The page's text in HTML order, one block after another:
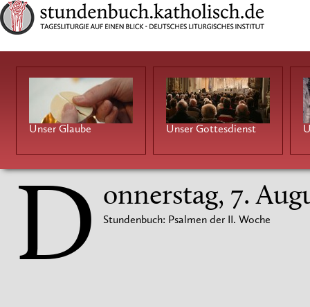
Unser Glaube Unser Gottesdienst
D onnerstag, 7.
Stundenbuch: Psalmen der II. Woche